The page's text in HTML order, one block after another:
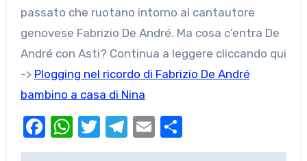
passato che ruotano intorno al cantautore
genovese Fabrizio De André. Ma cosa c’entra De
André con Asti? Continua a leggere cliccando qui
-> Plogging nel ricordo di Fabrizio De André
bambino a casa di Nina
Facebook
WhatsApp
Twitter
Telegram
Email